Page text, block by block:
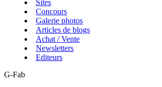
Sites
Concours
Galerie photos
Articles de blogs
Achat / Vente
Newsletters
Editeurs
G-Fab